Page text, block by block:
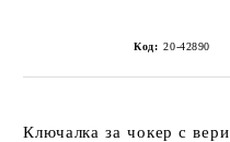
Код: 20-42890
Ключалка за чокер с